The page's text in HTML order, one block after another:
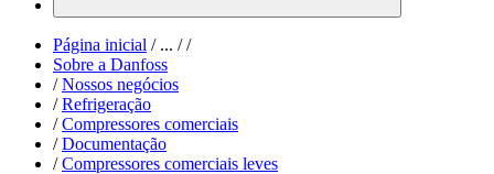
Página inicial /... / /
Sobre a Danfoss
/ Nossos negócios
/ Refrigeração
/ Compressores comerciais
/ Documentação
/ Compressores comerciais leves